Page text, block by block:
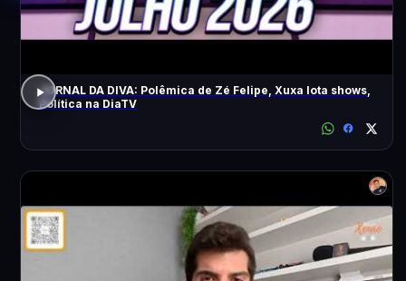
JORNAL DA DIVA: Polêmica de Zé Felipe, Xuxa lota shows,
Política na DiaTV